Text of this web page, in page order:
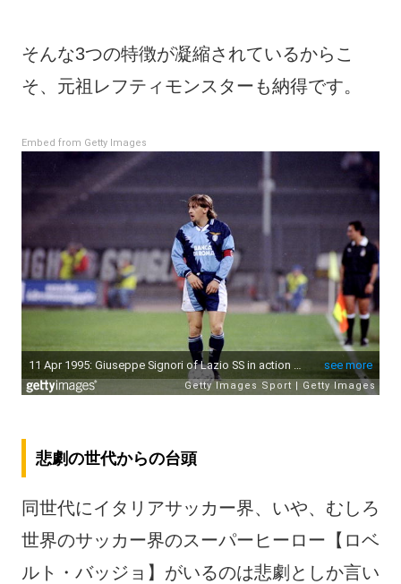
そんな3つの特徴が凝縮されているからこ
そ、元祖レフティモンスターも納得です。
Embed from Getty Images
悲劇の世代からの台頭
同世代にイタリアサッカー界、いや、むしろ
世界のサッカー界のスーパーヒーロー【ロベ
ルト・バッジョ】がいるのは悲劇としか言い